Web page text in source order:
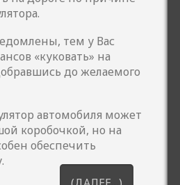
тем у Вас
«куковать» на
до желаемого
автомобиля может
коробочкой, но на
обеспечить